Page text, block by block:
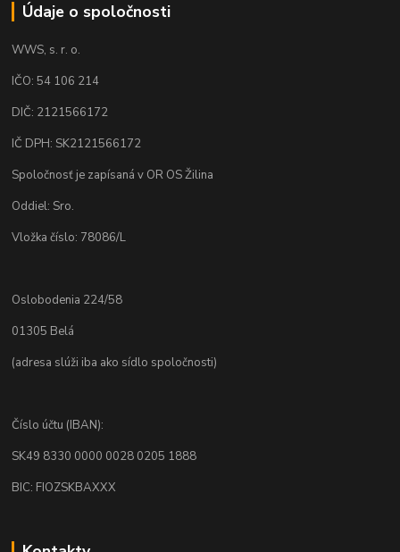
Údaje o spoločnosti
WWS, s. r. o.
IČO: 54 106 214
DIČ: 2121566172
IČ DPH: SK2121566172
Spoločnosť je zapísaná v OR OS Žilina
Oddiel: Sro.
Vložka číslo: 78086/L
Oslobodenia 224/58
01305 Belá
(adresa slúži iba ako sídlo spoločnosti)
Číslo účtu (IBAN):
SK49 8330 0000 0028 0205 1888
BIC: FIOZSKBAXXX